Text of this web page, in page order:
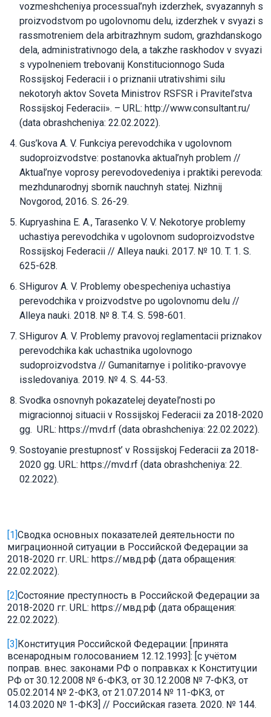
vozmeshcheniya processual’nyh izderzhek, svyazannyh s
proizvodstvom po ugolovnomu delu, izderzhek v svyazi s
rassmotreniem dela arbitrazhnym sudom, grazhdanskogo
dela, administrativnogo dela, a takzhe raskhodov v svyazi
s vypolneniem trebovanij Konstitucionnogo Suda
Rossijskoj Federacii i o priznanii utrativshimi silu
nekotoryh aktov Soveta Ministrov RSFSR i Pravitel’stva
Rossijskoj Federacii». – URL: http://www.consultant.ru/
(data obrashcheniya: 22.02.2022).
Gus’kova A. V. Funkciya perevodchika v ugolovnom
sudoproizvodstve: postanovka aktual’nyh problem //
Aktual’nye voprosy perevodovedeniya i praktiki perevoda:
mezhdunarodnyj sbornik nauchnyh statej. Nizhnij
Novgorod, 2016. S. 26-29.
Kupryashina E. A., Tarasenko V. V. Nekotorye problemy
uchastiya perevodchika v ugolovnom sudoproizvodstve
Rossijskoj Federacii // Alleya nauki. 2017. № 10. T. 1. S.
625-628.
SHigurov A. V. Problemy obespecheniya uchastiya
perevodchika v proizvodstve po ugolovnomu delu //
Alleya nauki. 2018. № 8. T.4. S. 598-601.
SHigurov A. V. Problemy pravovoj reglamentacii priznakov
perevodchika kak uchastnika ugolovnogo
sudoproizvodstva // Gumanitarnye i politiko-pravovye
issledovaniya. 2019. № 4. S. 44-53.
Svodka osnovnyh pokazatelej deyatel’nosti po
migracionnoj situacii v Rossijskoj Federacii za 2018-2020
gg. URL: https://mvd.rf (data obrashcheniya: 22.02.2022).
Sostoyanie prestupnost’ v Rossijskoj Federacii za 2018-
2020 gg. URL: https://mvd.rf (data obrashcheniya: 22.
02.2022).
[1]Сводка основных показателей деятельности по
миграционной ситуации в Российской Федерации за
2018-2020 гг. URL: https://мвд.рф (дата обращения:
22.02.2022).
[2]Состояние преступность в Российской Федерации за
2018-2020 гг. URL: https://мвд.рф (дата обращения:
22.02.2022).
[3]Конституция Российской Федерации: [принята
всенародным голосованием 12.12.1993]: [с учётом
поправ. внес. законами РФ о поправках к Конституции
РФ от 30.12.2008 № 6-ФКЗ, от 30.12.2008 № 7-ФКЗ, от
05.02.2014 № 2-ФКЗ, от 21.07.2014 № 11-ФКЗ, от
14.03.2020 № 1-ФКЗ] // Российская газета. 2020. № 144.